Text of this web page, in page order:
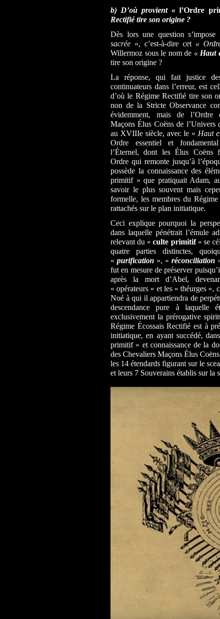
b) D’où provient « l’Ordre
Rectifié tire son origine ?
Dès lors une question
sacrée », c’est-à-dire cet«
Willermoz sous le nom de « Haut
tire son origine ?
La réponse, qui fait justice
continuateurs dans l’erreur, est
d’où le Régime Rectifié tire son
non de la Stricte Observance
évidemment, mais de l’Ordre
Maçons Élus Coëns de
au XVIIIe siècle, avec le « Haut
Ordre essentiel et
l’Éternel, dont lesÉlus Coëns
Ordre qui remonte jusqu’à
possède la connaissance des
primitif » que pratiquait Adam,
savoir le plus souvent mais
formelle, les membres du Régime
rattachés sur le plan initiatique.
Ceci explique pourquoi la
dans laquelle pénétrait l’émule
relevant du «culte primitif » se
quatre parties distinctes,
« purification », « réconciliation
fut en mesure de préserver
après la mort d’Abel,
« opérateurs » et les « théurges
Noé à qui il appartiendra de
descendance pure à laquelle
exclusivement la prérogative
Régime Écossais Rectifié est à
initiatique, en ayant succédé,
primitif » et connaissance de la
des Chevaliers Maçons Élus
les 14 étendards figurant surle
et leurs 7 Souverains établis sur la